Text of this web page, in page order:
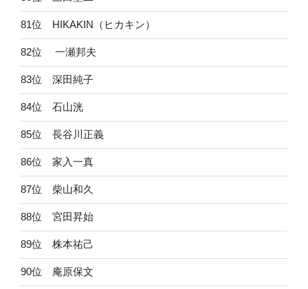
81位 HIKAKIN（ヒカキン）
82位 一瀬邦夫
83位 深田純子
84位 石山洸
85位 長谷川正義
86位 家入一真
87位 柴山和久
88位 宮田昇始
89位 株本祐己
90位 庵原保文